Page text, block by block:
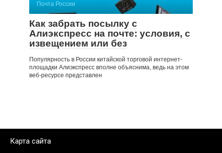
Почта России
Как забрать посылку с
Алиэкспресс на почте: условия, с
извещением или без
Популярность в России китайской торговой интернет-
площадки Алиэкспресс вполне объяснима, ведь на этом
веб-ресурсе представлен
Карта сайта